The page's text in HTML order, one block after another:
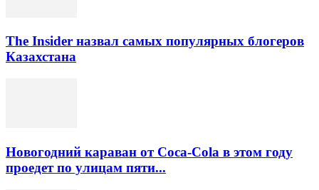
The Insider назвал самых популярных блогеров
Казахстана
Новогодний караван от Coca-Cola в этом году
проедет по улицам пяти...